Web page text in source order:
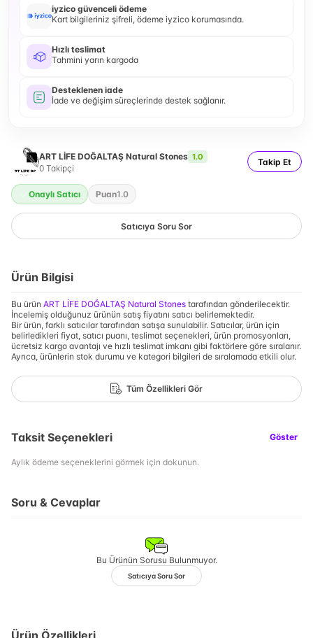
iyzico güvenceli ödeme
Kart bilgileriniz şifreli, ödeme iyzico korumasında.
Hızlı teslimat
Tahmini yarın kargoda
Desteklenen iade
İade ve değişim süreçlerinde destek sağlanır.
ART LİFE DOĞALTAŞ Natural Stones 1.0
0 Takipçi
Takip Et
Onaylı Satıcı Puan1.0
Satıcıya Soru Sor
Ürün Bilgisi
Bu ürün ART LİFE DOĞALTAŞ Natural Stones tarafından gönderilecektir.
İncelemiş olduğunuz ürünün satış fiyatını satıcı belirlemektedir.
Bir ürün, farklı satıcılar tarafından satışa sunulabilir. Satıcılar, ürün için
belirledikleri fiyat, satıcı puanı, teslimat seçenekleri, ürün promosyonları,
ücretsiz kargo avantajı ve hızlı teslimat imkanı gibi faktörlere göre sıralanır.
Ayrıca, ürünlerin stok durumu ve kategori bilgileri de sıralamada etkili olur.
Tüm Özellikleri Gör
Taksit Seçenekleri Göster
Aylık ödeme seçeneklerini görmek için dokunun.
Soru & Cevaplar
Bu Ürünün Sorusu Bulunmuyor.
Satıcıya Soru Sor
Ürün Özellikleri